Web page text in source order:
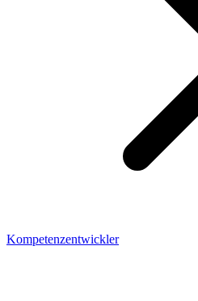
Kompetenzentwickler